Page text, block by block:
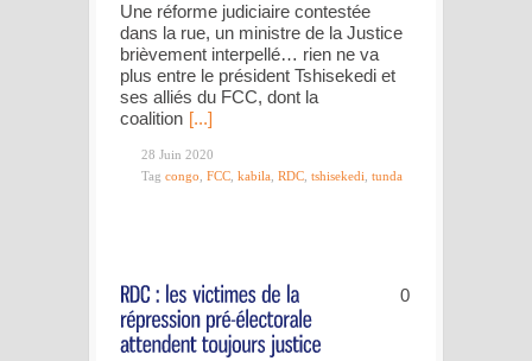
Une réforme judiciaire contestée
dans la rue, un ministre de la Justice
brièvement interpellé… rien ne va
plus entre le président Tshisekedi et
ses alliés du FCC, dont la
coalition [...]
28 Juin 2020
Tag congo FCC kabila RDC tshisekedi tunda
0